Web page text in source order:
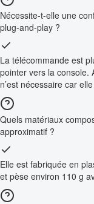
Nécessite-t-elle une
plug-and-play ?
La télécommande est
pointer vers la console.
n’est nécessaire car
Quels matériaux
approximatif ?
Elle est fabriquée en
et pèse environ 110 g